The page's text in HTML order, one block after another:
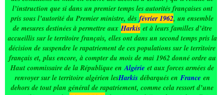
l’instruction que si dans un premier temps les autorités françaises ont
pris sous l’autorité du Premier ministre, dès février 1962, un ensemble
de mesures destinées à permettre auxHarkiset à leurs familles d’être
accueillis sur le territoire français, elles ont dans un second temps pris la
décision de suspendre le rapatriement de ces populations sur le territoire
français et, plus encore, à compter du mois de mai 1962 donné ordre au
Haut commissaire de la République enAlgérie et aux forces armées de
renvoyer sur le territoire algérien lesHarkisdébarqués en Franceen
dehors de tout plan général de rapatriement, comme cela ressort d’une